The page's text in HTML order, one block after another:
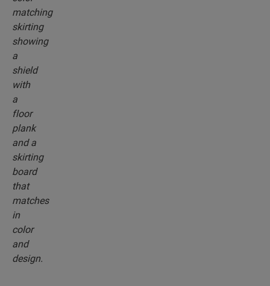
color del suelo que elija.